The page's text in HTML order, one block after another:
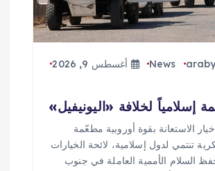
News
أغسطس 9, 2026
إسلامياً لخلافة «اليونيفيل»
خيار الاستعانة بقوة أوروبية مطعّمة
تنتمي لدول إسلامية، لائحة الخيارات
السلام الأممية العاملة في جنوب